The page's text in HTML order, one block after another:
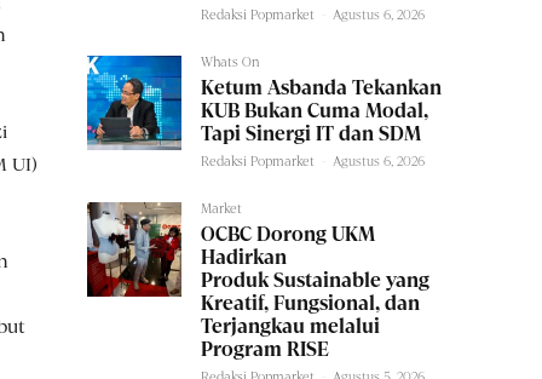
UI)
Redaksi Popmarket Agustus 6, 2026
Whats On
Ketum Asbanda Tekankan
KUB Bukan Cuma Modal,
Tapi Sinergi IT dan SDM
Redaksi Popmarket Agustus 6, 2026
Market
OCBC Dorong UKM
Hadirkan
Produk Sustainable yang
Kreatif, Fungsional, dan
Terjangkau melalui
Program RISE